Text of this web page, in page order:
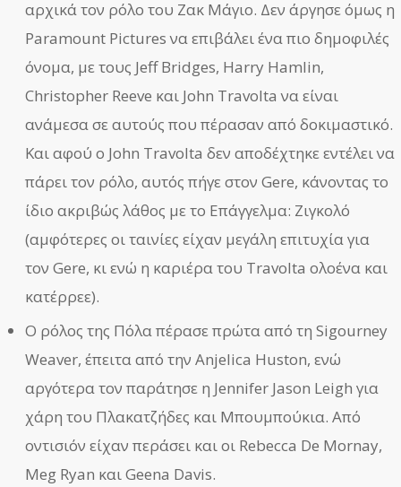
αρχικά τον ρόλο του Ζακ Μάγιο. Δεν άργησε όμως η
Paramount Pictures να επιβάλει ένα πιο δημοφιλές
όνομα, με τους Jeff Bridges, Harry Hamlin,
Christopher Reeve και John Travolta να είναι
ανάμεσα σε αυτούς που πέρασαν από δοκιμαστικό.
Και αφού ο John Travolta δεν αποδέχτηκε εντέλει να
πάρει τον ρόλο, αυτός πήγε στον Gere, κάνοντας το
ίδιο ακριβώς λάθος με το Επάγγελμα: Ζιγκολό
(αμφότερες οι ταινίες είχαν μεγάλη επιτυχία για
τον Gere, κι ενώ η καριέρα του Travolta ολοένα και
κατέρρεε).
Ο ρόλος της Πόλα πέρασε πρώτα από τη Sigourney
Weaver, έπειτα από την Anjelica Huston, ενώ
αργότερα τον παράτησε η Jennifer Jason Leigh για
χάρη του Πλακατζήδες και Μπουμπούκια. Από
οντισιόν είχαν περάσει και οι Rebecca De Mornay,
Meg Ryan και Geena Davis.